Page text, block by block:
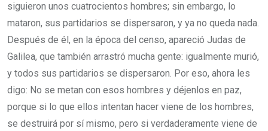
siguieron unos cuatrocientos hombres; sin embargo, lo
mataron, sus partidarios se dispersaron, y ya no queda nada.
Después de él, en la época del censo, apareció Judas de
Galilea, que también arrastró mucha gente: igualmente murió,
y todos sus partidarios se dispersaron. Por eso, ahora les
digo: No se metan con esos hombres y déjenlos en paz,
porque si lo que ellos intentan hacer viene de los hombres,
se destruirá por sí mismo, pero si verdaderamente viene de